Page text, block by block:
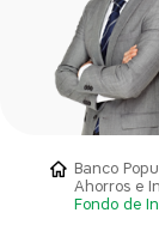
Banco
Ahorros e
Fondo de